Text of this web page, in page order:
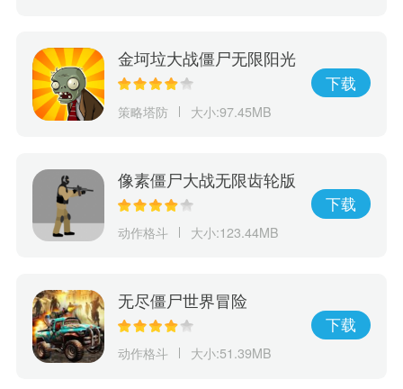
金坷垃大战僵尸无限阳光
策略塔防 大小:97.45MB
下载
像素僵尸大战无限齿轮版
动作格斗 大小:123.44MB
下载
无尽僵尸世界冒险
动作格斗 大小:51.39MB
下载